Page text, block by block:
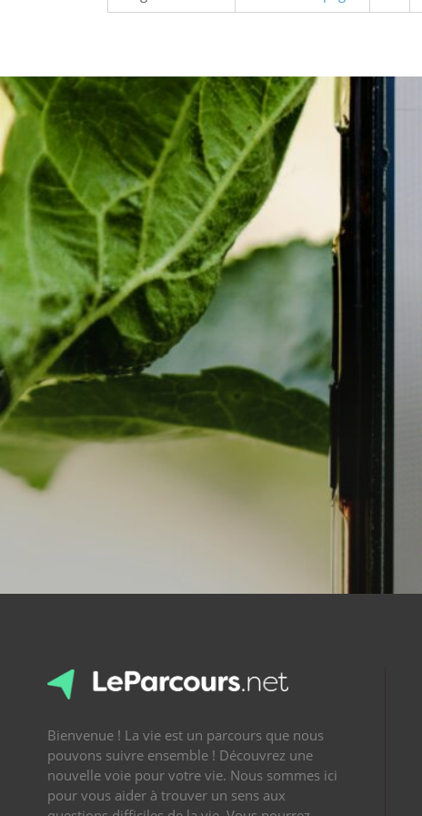
Bienvenue ! La vie est un parcours que nous
pouvons suivre ensemble ! Découvrez une
nouvelle voie pour votre vie. Nous sommes ici
pour vous aider à trouver un sens aux